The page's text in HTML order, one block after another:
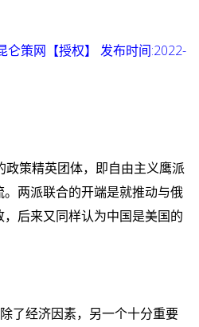
仑策网【授权】 发布时间:2022-
策精英团体，即自由主义鹰派
两派联合的开端是就推动与俄
后来又同样认为中国是美国的
了经济因素，另一个十分重要